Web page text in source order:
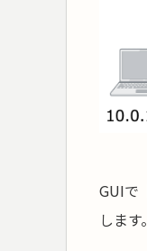
GUIで
します。